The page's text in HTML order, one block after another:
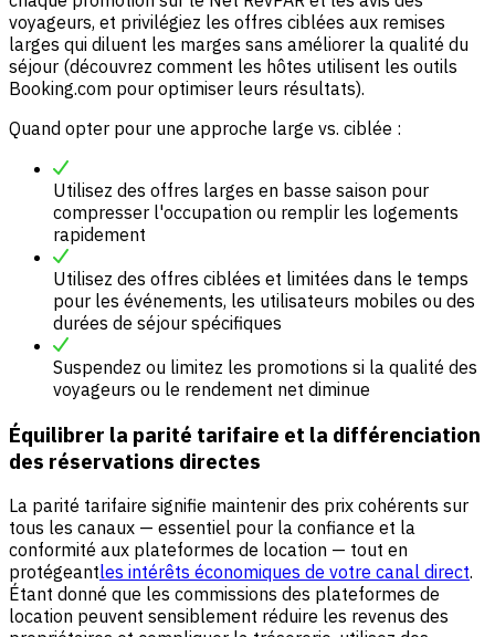
voyageurs, et privilégiez les offres ciblées aux remises
larges qui diluent les marges sans améliorer la qualité du
séjour (découvrez comment les hôtes utilisent les outils
Booking.com pour optimiser leurs résultats).
Quand opter pour une approche large vs. ciblée :
Utilisez des offres larges en basse saison pour
compresser l'occupation ou remplir les logements
rapidement
Utilisez des offres ciblées et limitées dans le temps
pour les événements, les utilisateurs mobiles ou des
durées de séjour spécifiques
Suspendez ou limitez les promotions si la qualité des
voyageurs ou le rendement net diminue
Équilibrer la parité tarifaire et la différenciation
des réservations directes
La parité tarifaire signifie maintenir des prix cohérents sur
tous les canaux — essentiel pour la confiance et la
conformité aux plateformes de location — tout en
protégeantles intérêts économiques de votre canal direct.
Étant donné que les commissions des plateformes de
location peuvent sensiblement réduire les revenus des